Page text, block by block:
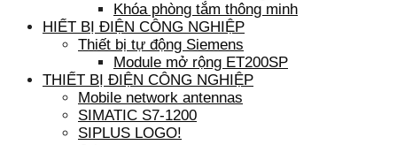
Khóa phòng tắm thông minh
HIẾT BỊ ĐIỆN CÔNG NGHIỆP
Thiết bị tự động Siemens
Module mở rộng ET200SP
THIẾT BỊ ĐIỆN CÔNG NGHIỆP
Mobile network antennas
SIMATIC S7-1200
SIPLUS LOGO!